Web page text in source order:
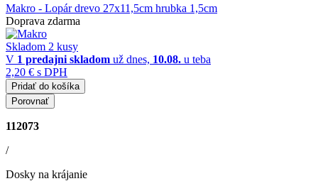
Makro - Lopár drevo 27x11,5cm hrubka 1,5cm
Doprava zdarma
Skladom 2 kusy
V 1 predajni skladom už dnes, 10.08. u teba
2,20 € s DPH
Pridať do košíka
Porovnať
112073
/
Dosky na krájanie